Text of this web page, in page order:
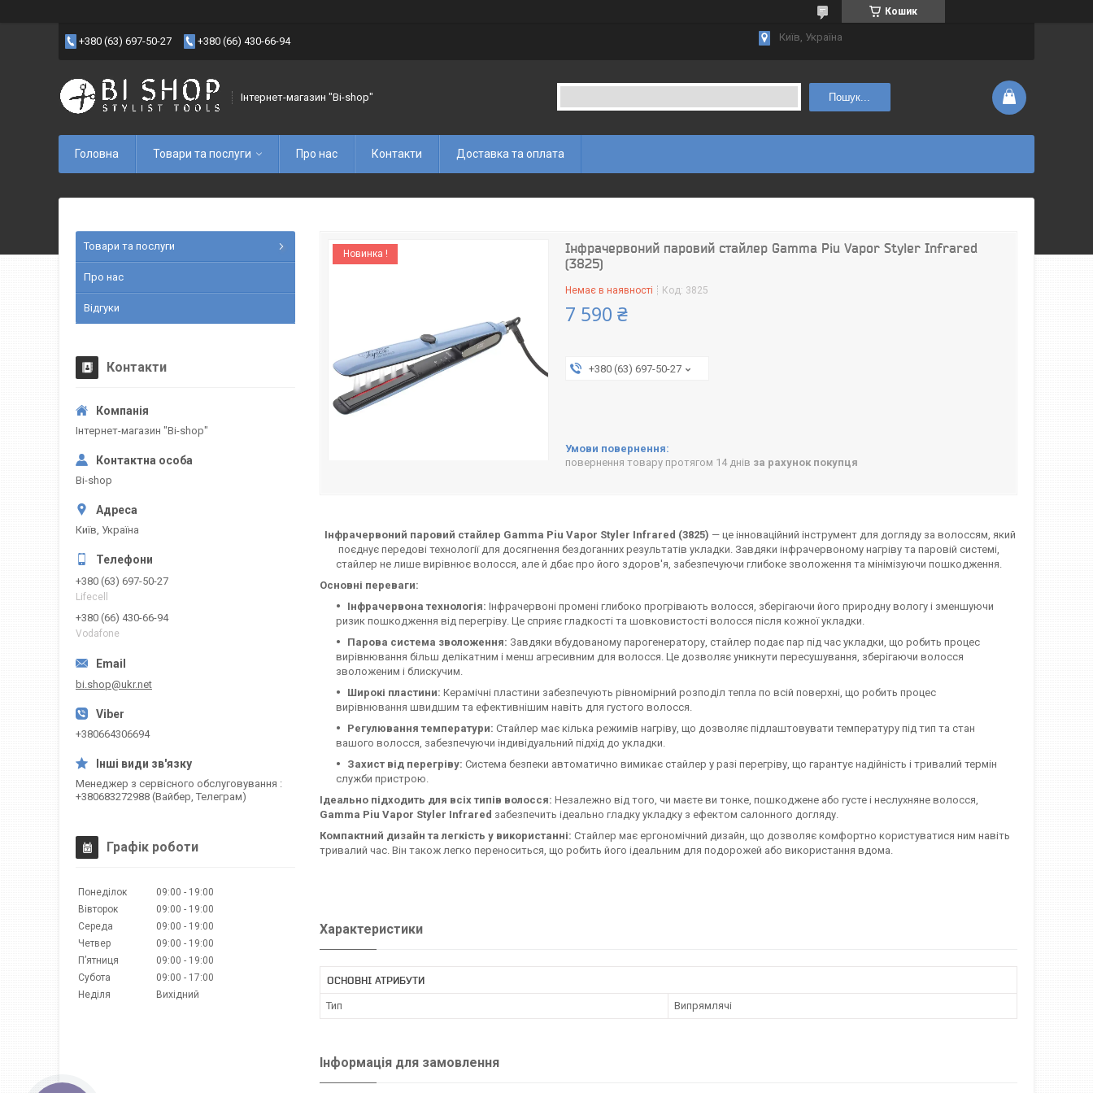
Кошик
+380 (63) 697-50-27 +380 (66) 430-66-94 Київ, Україна
Інтернет-магазин "Bi-shop" Пошук...
Головна Товари та послуги Про нас Контакти Доставка та оплата
Новинка !
Інфрачервоний паровий стайлер Gamma Piu Vapor Styler Infrared
(3825)
Немає в наявності Код: 3825
7 590 ₴
+380 (63) 697-50-27
повернення товару протягом 14 днів за рахунок покупця
Інфрачервоний паровий стайлер Gamma Piu Vapor Styler Infrared (3825) — це інноваційний інструмент для догляду за волоссям, який
поєднує передові технології для досягнення бездоганних результатів укладки. Завдяки інфрачервоному нагріву та паровій системі,
стайлер не лише вирівнює волосся, але й дбає про його здоров'я, забезпечуючи глибоке зволоження та мінімізуючи пошкодження.
Основні переваги:
Інфрачервона технологія: Інфрачервоні промені глибоко прогрівають волосся, зберігаючи його природну вологу і зменшуючи
ризик пошкодження від перегріву. Це сприяє гладкості та шовковистості волосся після кожної укладки.
Парова система зволоження: Завдяки вбудованому парогенератору, стайлер подає пар під час укладки, що робить процес
вирівнювання більш делікатним і менш агресивним для волосся. Це дозволяє уникнути пересушування, зберігаючи волосся
зволоженим і блискучим.
Широкі пластини: Керамічні пластини забезпечують рівномірний розподіл тепла по всій поверхні, що робить процес
вирівнювання швидшим та ефективнішим навіть для густого волосся.
Регулювання температури: Стайлер має кілька режимів нагріву, що дозволяє підлаштовувати температуру під тип та стан
вашого волосся, забезпечуючи індивідуальний підхід до укладки.
Захист від перегріву: Система безпеки автоматично вимикає стайлер у разі перегріву, що гарантує надійність і тривалий термін
служби пристрою.
Ідеально підходить для всіх типів волосся: Незалежно від того, чи маєте ви тонке, пошкоджене або густе і неслухняне волосся,
Gamma Piu Vapor Styler Infrared забезпечить ідеально гладку укладку з ефектом салонного догляду.
Компактний дизайн та легкість у використанні: Стайлер має ергономічний дизайн, що дозволяє комфортно користуватися ним навіть
тривалий час. Він також легко переноситься, що робить його ідеальним для подорожей або використання вдома.
Характеристики
ОСНОВНІ АТРИБУТИ
Тип Випрямлячі
Інформація для замовлення
Товари та послуги
Про нас
Відгуки
Контакти
Інтернет-магазин "Bi-shop"
Bi-shop
Київ, Україна
+380 (63) 697-50-27
Lifecell
+380 (66) 430-66-94
Vodafone
bi.shop@ukr.net
+380664306694
Менеджер з сервісного обслуговування
+380683272988 (Вайбер, Телеграм)
Графік роботи
Понеділок 09:00
19:00
Вівторок
09:00
19:00
Середа
09:00
19:00
Четвер
09:00
19:00
Пʼятниця
09:00
19:00
Субота
09:00
17:00
Неділя
Вихідний